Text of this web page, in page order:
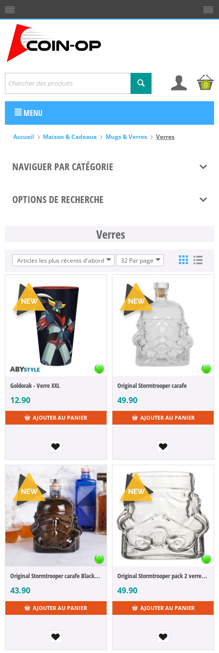
0
MENU
Accueil Maison & Cadeaux Mugs & Verres Verres
NAVIGUER PAR CATÉGORIE
OPTIONS DE RECHERCHE
Verres
Articles les plus récents d'abord 32 Par page
Goldorak - Verre XXL
12.90
AJOUTER AU PANIER
Original Stormtrooper carafe
49.90
AJOUTER AU PANIER
Original Stormtrooper carafe Black Stormtrooper
43.90
AJOUTER AU PANIER
Original Stormtrooper pack 2 verres à whisky
49.90
AJOUTER AU PANIER